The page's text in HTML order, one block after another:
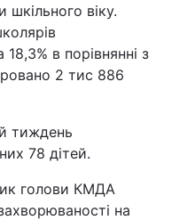
віку.
в порівнянні з
2 тис 886
тиждень
78 дітей.
голови КМДА
на